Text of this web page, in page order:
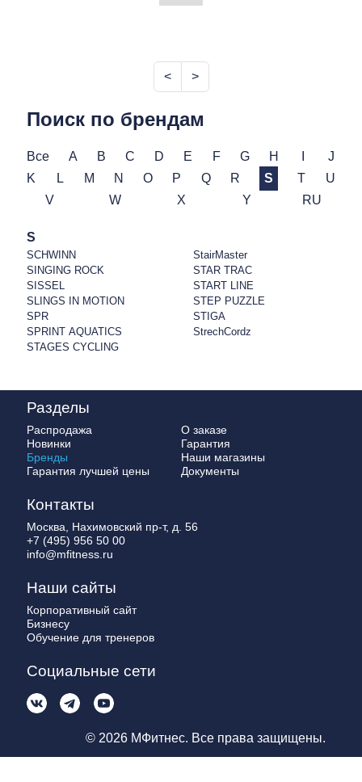
< >
Поиск по брендам
Все A B C D E F G H
J
K
L M N O P Q R S T
U
V
W X Y RU
S
SCHWINN
SINGING ROCK
SISSEL
SLINGS IN MOTION
SPR
SPRINT AQUATICS
STAGES CYCLING
StairMaster
STAR TRAC
START LINE
STEP PUZZLE
STIGA
StrechCordz
Разделы
Распродажа
Новинки
Бренды
Гарантия лучшей цены
О заказе
Гарантия
Наши магазины
Документы
Контакты
Москва, Нахимовский пр-т, д. 56
+7 (495) 956 50 00
info@mfitness.ru
Наши сайты
Корпоративный сайт
Бизнесу
Обучение для тренеров
Социальные сети
© 2026 МФитнес. Все права защищены.